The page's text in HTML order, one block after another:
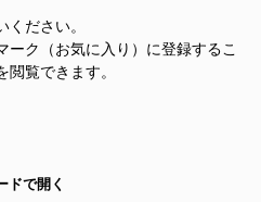
ください。
ーク（お気に入り）に登録するこ
覧できます。
ドで開く